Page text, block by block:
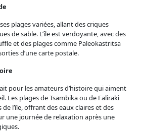
plages variées, allant des criques
de sable. L’île est verdoyante, avec des
et des plages comme Paleokastritsa
d’une carte postale.
pour les amateurs d’histoire qui aiment
Les plages de Tsambika ou de Faliraki
l’île, offrant des eaux claires et des
une journée de relaxation après une